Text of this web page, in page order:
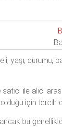
yaşı,
ile alıcı
için tercih
bu